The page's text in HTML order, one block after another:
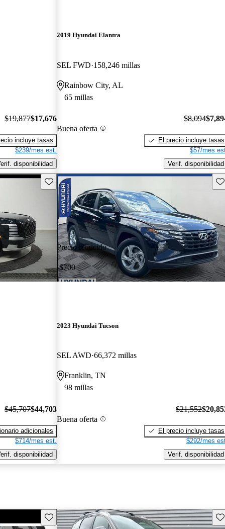
$19,877$17,676
incluye tasas
$239/mes est.
disponibilidad
2019 Hyundai Elantra
SEL FWD 158,246 millas
Rainbow City, AL
65 millas
Buena oferta
$8,094
El precio incluye tasas
$57/mes
Verif. disponibilidad
Guarda este Aviso
$45,707$44,703
adicionales
$714/mes est.
disponibilidad
Precio reducido
-$700
2023 Hyundai Tucson
SEL AWD 66,372 millas
Franklin, TN
98 millas
Buena oferta
$21,552
El precio incluye tasas
$292/mes
Verif. disponibilidad
Guarda este Aviso